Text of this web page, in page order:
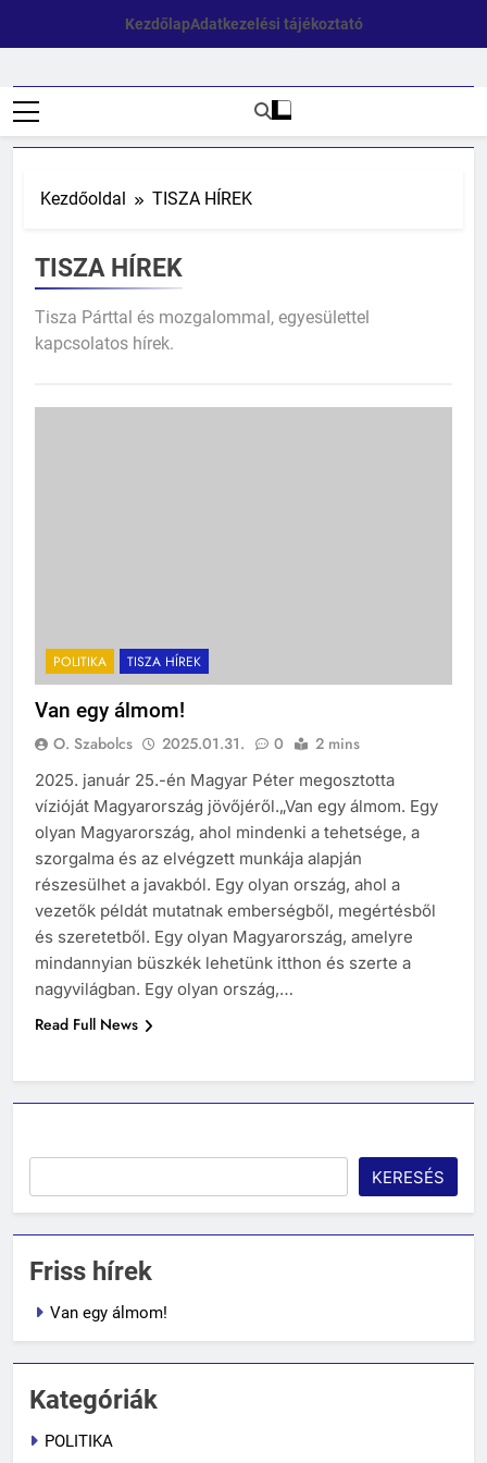
KezdőlapAdatkezelési tájékoztató
ÚJBUDAI
TISZA
SZIGETCSOPORT Újbudai
Kezdőoldal
TISZA HÍREK
TISZA HÍREK
Tisza Párttal és mozgalommal, egyesülettel
kapcsolatos hírek.
POLITIKA TISZA HÍREK
Van egy álmom!
O. Szabolcs 2025.01.31. 0 2 mins
2025. január 25.-én Magyar Péter megosztotta
vízióját Magyarország jövőjéről.„Van egy álmom. Egy
olyan Magyarország, ahol mindenki a tehetsége, a
szorgalma és az elvégzett munkája alapján
részesülhet a javakból. Egy olyan ország, ahol a
vezetők példát mutatnak emberségből, megértésből
és szeretetből. Egy olyan Magyarország, amelyre
mindannyian büszkék lehetünk itthon és szerte a
nagyvilágban. Egy olyan ország,…
Read Full News
KERESÉS
Friss hírek
Van egy álmom!
Kategóriák
POLITIKA